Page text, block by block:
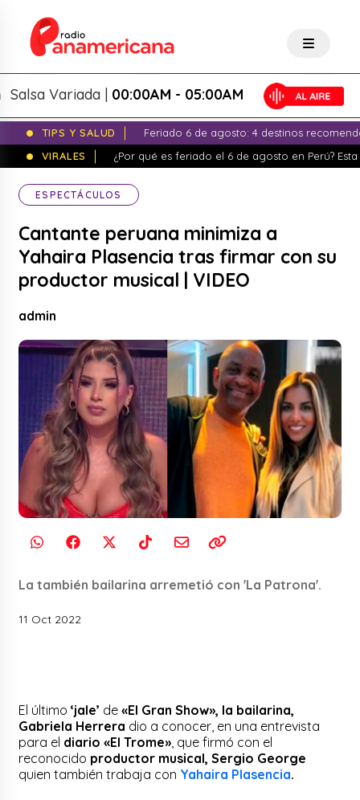
Variada |00:00AM - 05:00AM
TIPS Y SALUD
Feriado 6 de agosto: 4 destinos
VIRALES
¿Por qué es feriado el 6 de agosto en Perú?
ESPECTÁCULOS
Cantante peruana minimiza a
Yahaira Plasencia tras firmar con su
productor musical | VIDEO
admin
La también bailarina arremetió con 'La Patrona'.
11 Oct 2022
El último‘jale’ de«El Gran Show», la bailarina,
Gabriela Herrera dio a conocer, en una entrevista
para el diario «El Trome» , que firmó con el
reconocido productor musical, Sergio George
quien también trabaja con Yahaira Plasencia.